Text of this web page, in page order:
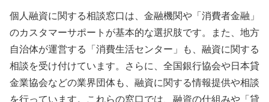
個人融資に関する相談窓口は、金融機関や「消費者金融」
のカスタマーサポートが基本的な選択肢です。また、地方
自治体が運営する「消費生活センター」も、融資に関する
相談を受け付けています。さらに、全国銀行協会や日本貸
金業協会などの業界団体も、融資に関する情報提供や相談
を行っています。これらの窓口では、融資の仕組みや「貸